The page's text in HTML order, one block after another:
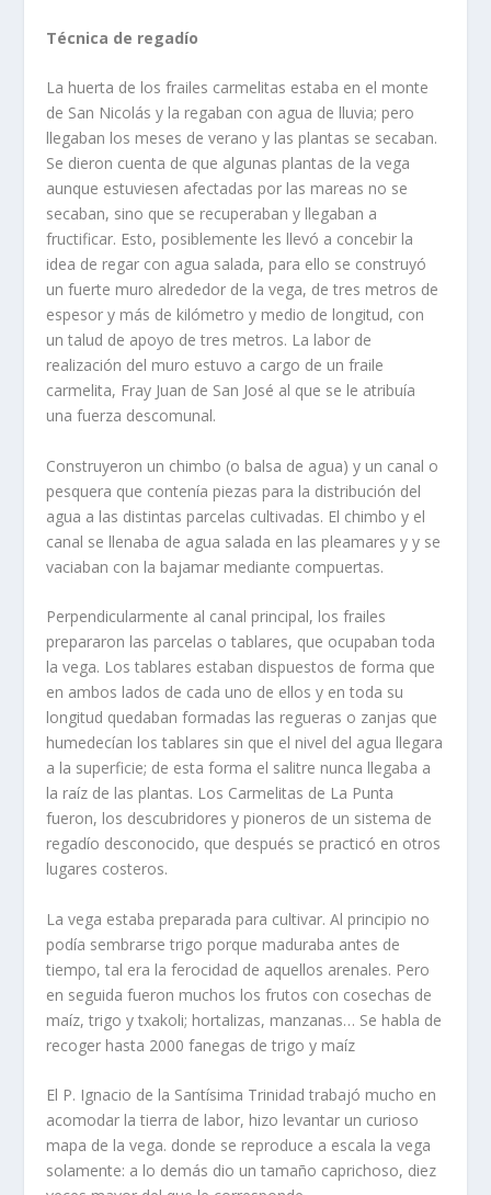
Técnica de regadí­o
La huerta de los frailes carmelitas estaba en el monte
de San Nicolás y la regaban con agua de llu­via; pero
llegaban los meses de verano y las plantas se secaban.
Se dieron cuenta de que algunas plan­tas de la vega
aunque estuviesen afectadas por las mareas no se
secaban, sino que se recuperaban y llegaban a
fructificar. Esto, posiblemente les llevó a concebir la
idea de regar con agua salada, para ello se construyó
un fuerte muro alrededor de la vega, de tres metros de
espesor y más de kilómetro y medio de longitud, con
un talud de apoyo de tres metros. La labor de
realización del muro estuvo a cargo de un fraile
carmelita, Fray Juan de San José al que se le atribuí­a
una fuerza descomunal.
Construyeron un chimbo (o balsa de agua) y un canal o
pesquera que contení­a piezas para la distri­bución del
agua a las distintas parcelas cultivadas. El chimbo y el
canal se llenaba de agua salada en las pleamares y y se
vaciaban con la bajamar mediante compuertas.
Perpendicularmente al canal principal, los frailes
prepararon las parcelas o tablares, que ocupaban toda
la vega. Los tablares estaban dispuestos de forma que
en ambos lados de cada uno de ellos y en toda su
longitud quedaban formadas las regueras o zanjas que
humedecí­an los tablares sin que el nivel del agua llegara
a la superficie; de esta forma el salitre nunca llegaba a
la raí­z de las plantas. Los Carmelitas de La Punta
fueron, los descubridores y pioneros de un sistema de
regadí­o desconocido, que después se practicó en otros
lugares costeros.
La vega estaba preparada para cultivar. Al princi­pio no
podí­a sembrarse trigo porque maduraba antes de
tiempo, tal era la ferocidad de aquellos arenales. Pero
en seguida fueron muchos los frutos con cosechas de
maí­z, trigo y txakoli; hortalizas, manzanas… Se habla de
recoger hasta 2000 fane­gas de trigo y maí­z
El P. Ignacio de la Santí­sima Trinidad trabajó mu­cho en
acomodar la tierra de labor, hizo levantar un curioso
mapa de la vega. donde se reproduce a es­cala la vega
solamente: a lo demás dio un tamaño ca­prichoso, diez